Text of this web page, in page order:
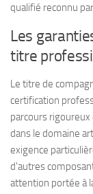
qualifié reconnu
Les
titre
Le titre de
certification
parcours
dans le domaine
exigence
d'autres
attention portée à